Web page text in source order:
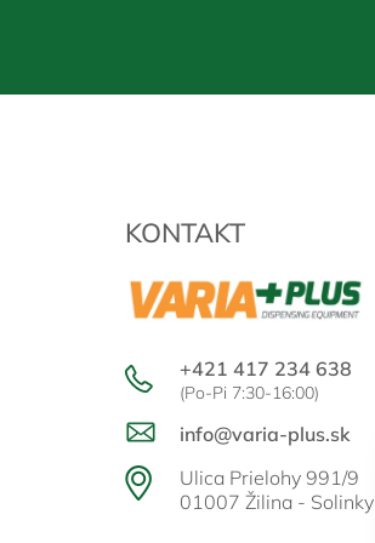
KONTAKT
+421 417 234 638
(Po-Pi 7:30-16:00)
info@varia-plus.sk
Ulica Prielohy 991/9
01007 Žilina - Solinky